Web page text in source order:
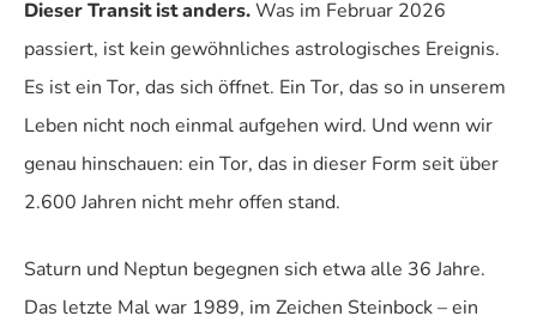
Dieser Transit ist anders.Was im Februar 2026
passiert, ist kein gewöhnliches astrologisches Ereignis.
Es ist ein Tor, das sich öffnet. Ein Tor, das so in unserem
Leben nicht noch einmal aufgehen wird. Und wenn wir
genau hinschauen: ein Tor, das in dieser Form seit über
2.600 Jahren nicht mehr offen stand.
Saturn und Neptun begegnen sich etwa alle 36 Jahre.
Das letzte Mal war 1989, im Zeichen Steinbock – ein